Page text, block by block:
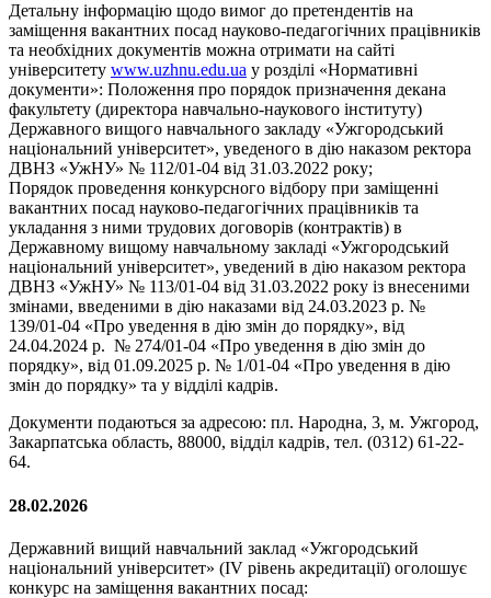
Детальну інформацію щодо вимог до претендентів на
заміщення вакантних посад науково-педагогічних працівників
та необхідних документів можна отримати на сайті
університету www.uzhnu.edu.ua у розділі «Нормативні
документи»: Положення про порядок призначення декана
факультету (директора навчально-наукового інституту)
Державного вищого навчального закладу «Ужгородський
національний університет», уведеного в дію наказом ректора
ДВНЗ «УжНУ» № 112/01-04 від 31.03.2022 року;
Порядок проведення конкурсного відбору при заміщенні
вакантних посад науково-педагогічних працівників та
укладання з ними трудових договорів (контрактів) в
Державному вищому навчальному закладі «Ужгородський
національний університет», уведений в дію наказом ректора
ДВНЗ «УжНУ» № 113/01-04 від 31.03.2022 року із внесеними
змінами, введеними в дію наказами від 24.03.2023 р. №
139/01-04 «Про уведення в дію змін до порядку», від
24.04.2024 р. № 274/01-04 «Про уведення в дію змін до
порядку», від 01.09.2025 р. № 1/01-04 «Про уведення в дію
змін до порядку» та у відділі кадрів.
Документи подаються за адресою: пл. Народна, 3, м. Ужгород,
Закарпатська область, 88000, відділ кадрів, тел. (0312) 61-22-
64.
28.02.2026
Державний вищий навчальний заклад «Ужгородський
національний університет» (IV рівень акредитації) оголошує
конкурс на заміщення вакантних посад: